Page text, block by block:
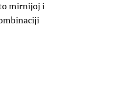
mirnijoj i